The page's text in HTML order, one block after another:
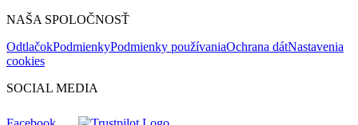
NAŠA SPOLOČNOSŤ
OdtlačokPodmienkyPodmienky používaniaOchrana dátNastavenia
cookies
SOCIAL MEDIA